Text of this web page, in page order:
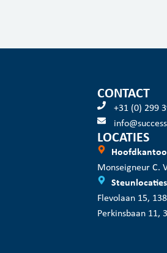
CONTACT
+31 (0) 299
LOCATIES
Monseigneur C.
Steunlocaties
Flevolaan 15,
Perkinsbaan 11,